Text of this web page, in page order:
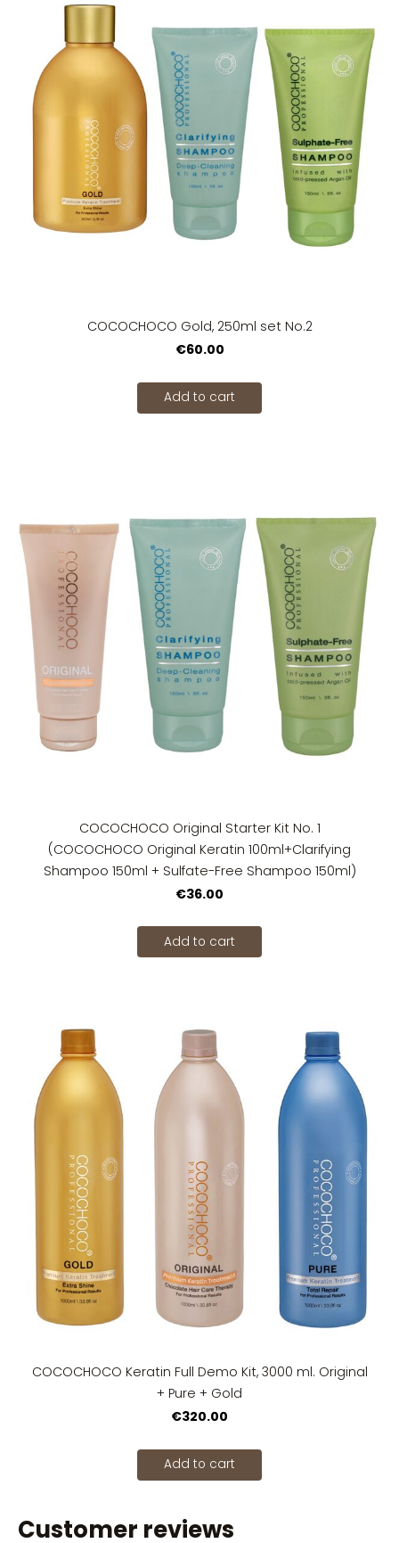
COCOCHOCO Gold, 250ml set No.2
€60.00
Add to cart
COCOCHOCO Original Starter Kit No. 1
(COCOCHOCO Original Keratin 100ml+Clarifying
Shampoo 150ml + Sulfate-Free Shampoo 150ml)
€36.00
Add to cart
COCOCHOCO Keratin Full Demo Kit, 3000 ml. Original
+ Pure + Gold
€320.00
Add to cart
Customer reviews